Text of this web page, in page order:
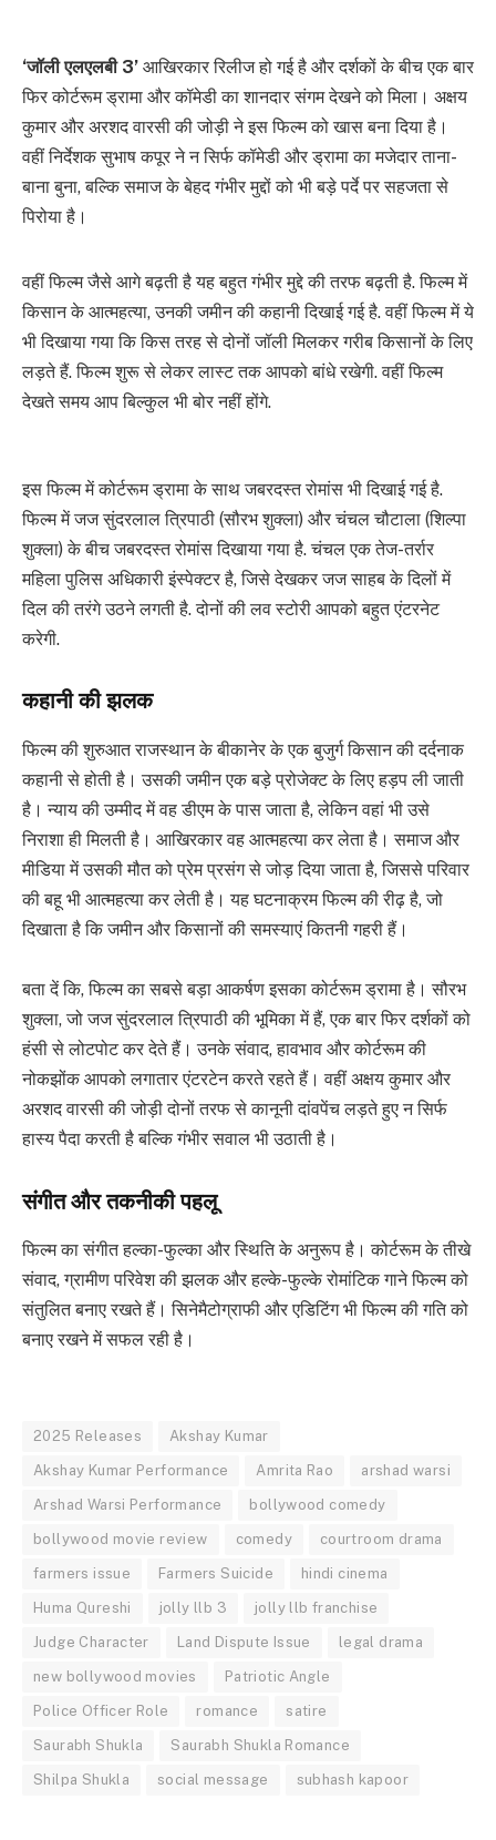
‘जॉली एलएलबी 3’ आखिरकार रिलीज हो गई है और दर्शकों के बीच एक बार
फिर कोर्टरूम ड्रामा और कॉमेडी का शानदार संगम देखने को मिला। अक्षय
कुमार और अरशद वारसी की जोड़ी ने इस फिल्म को खास बना दिया है।
वहीं निर्देशक सुभाष कपूर ने न सिर्फ कॉमेडी और ड्रामा का मजेदार ताना-
बाना बुना, बल्कि समाज के बेहद गंभीर मुद्दों को भी बड़े पर्दे पर सहजता से
पिरोया है।
वहीं फिल्म जैसे आगे बढ़ती है यह बहुत गंभीर मुद्दे की तरफ बढ़ती है. फिल्म में
किसान के आत्महत्या, उनकी जमीन की कहानी दिखाई गई है. वहीं फिल्म में ये
भी दिखाया गया कि किस तरह से दोनों जॉली मिलकर गरीब किसानों के लिए
लड़ते हैं. फिल्म शुरू से लेकर लास्ट तक आपको बांधे रखेगी. वहीं फिल्म
देखते समय आप बिल्कुल भी बोर नहीं होंगे.
इस फिल्म में कोर्टरूम ड्रामा के साथ जबरदस्त रोमांस भी दिखाई गई है.
फिल्म में जज सुंदरलाल त्रिपाठी (सौरभ शुक्ला) और चंचल चौटाला (शिल्पा
शुक्ला) के बीच जबरदस्त रोमांस दिखाया गया है. चंचल एक तेज-तर्रार
महिला पुलिस अधिकारी इंस्पेक्टर है, जिसे देखकर जज साहब के दिलों में
दिल की तरंगे उठने लगती है. दोनों की लव स्टोरी आपको बहुत एंटरनेट
करेगी.
कहानी की झलक
फिल्म की शुरुआत राजस्थान के बीकानेर के एक बुजुर्ग किसान की दर्दनाक
कहानी से होती है। उसकी जमीन एक बड़े प्रोजेक्ट के लिए हड़प ली जाती
है। न्याय की उम्मीद में वह डीएम के पास जाता है, लेकिन वहां भी उसे
निराशा ही मिलती है। आखिरकार वह आत्महत्या कर लेता है। समाज और
मीडिया में उसकी मौत को प्रेम प्रसंग से जोड़ दिया जाता है, जिससे परिवार
की बहू भी आत्महत्या कर लेती है। यह घटनाक्रम फिल्म की रीढ़ है, जो
दिखाता है कि जमीन और किसानों की समस्याएं कितनी गहरी हैं।
बता दें कि, फिल्म का सबसे बड़ा आकर्षण इसका कोर्टरूम ड्रामा है। सौरभ
शुक्ला, जो जज सुंदरलाल त्रिपाठी की भूमिका में हैं, एक बार फिर दर्शकों को
हंसी से लोटपोट कर देते हैं। उनके संवाद, हावभाव और कोर्टरूम की
नोकझोंक आपको लगातार एंटरटेन करते रहते हैं। वहीं अक्षय कुमार और
अरशद वारसी की जोड़ी दोनों तरफ से कानूनी दांवपेंच लड़ते हुए न सिर्फ
हास्य पैदा करती है बल्कि गंभीर सवाल भी उठाती है।
संगीत और तकनीकी पहलू
फिल्म का संगीत हल्का-फुल्का और स्थिति के अनुरूप है। कोर्टरूम के तीखे
संवाद, ग्रामीण परिवेश की झलक और हल्के-फुल्के रोमांटिक गाने फिल्म को
संतुलित बनाए रखते हैं। सिनेमैटोग्राफी और एडिटिंग भी फिल्म की गति को
बनाए रखने में सफल रही है।
2025 Releases Akshay Kumar
Akshay Kumar Performance Amrita Rao arshad warsi
Arshad Warsi Performance bollywood comedy
bollywood movie review comedy courtroom drama
farmers issue Farmers Suicide hindi cinema
Huma Qureshi jolly llb 3 jolly llb franchise
Judge Character Land Dispute Issue legal drama
new bollywood movies Patriotic Angle
Police Officer Role romance satire
Saurabh Shukla Saurabh Shukla Romance
Shilpa Shukla social message subhash kapoor